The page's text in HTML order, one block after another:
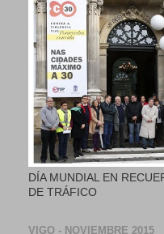
DÍA MUNDIAL EN
DE TRÁFICO
VIGO - NOVIEMBRE 2015